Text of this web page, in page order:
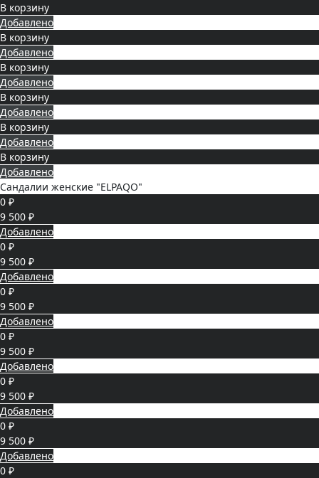
В корзину
Добавлено
В корзину
Добавлено
В корзину
Добавлено
В корзину
Добавлено
В корзину
Добавлено
В корзину
Добавлено
Сандалии женские "ELPAQO"
0 ₽
9 500 ₽
Добавлено
0 ₽
9 500 ₽
Добавлено
0 ₽
9 500 ₽
Добавлено
0 ₽
9 500 ₽
Добавлено
0 ₽
9 500 ₽
Добавлено
0 ₽
9 500 ₽
Добавлено
0 ₽